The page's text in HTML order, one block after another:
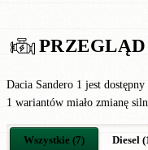
Dacia Sandero 1 jest
1 wariantów miało zmianę
Wszystkie (7) Diesel